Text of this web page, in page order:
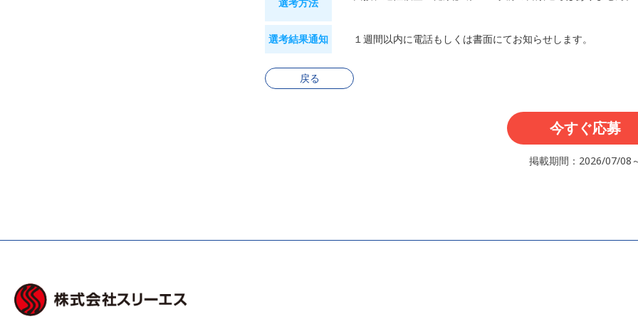
選考結果通知 １週間以内に電話もしくは書面にてお知らせします。
戻る
今すぐ応募
掲載期間：2026/07/08